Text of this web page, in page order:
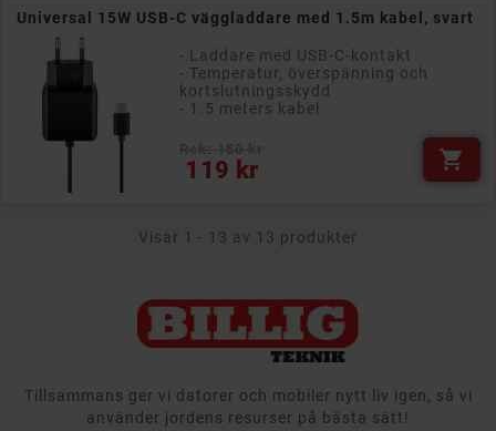
Universal 15W USB-C väggladdare med 1.5m kabel, svart
- Laddare med USB-C-kontakt
- Temperatur, överspänning och
kortslutningsskydd
- 1.5 meters kabel
119 kr
Pris 
Visar 1 - 13 av 13 produkter
Tillsammans ger vi datorer och mobiler nytt liv igen, så vi
använder jordens resurser på bästa sätt!